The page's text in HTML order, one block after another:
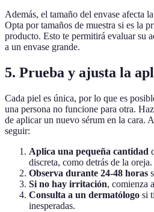
Además, el tamaño del envase afecta
Opta por tamaños de muestra si es la
producto. Esto te permitirá evaluar su
a un envase grande.
5. Prueba y ajusta la
Cada piel es única, por lo que es
una persona no funcione para otra.
de aplicar un nuevo sérum en la cara.
seguir:
Aplica una pequeña cantidad
discreta, como detrás de la oreja.
Observa durante 24-48 horas
Si no hay irritación, comienza
Consulta a un dermatólogo si
inesperadas.